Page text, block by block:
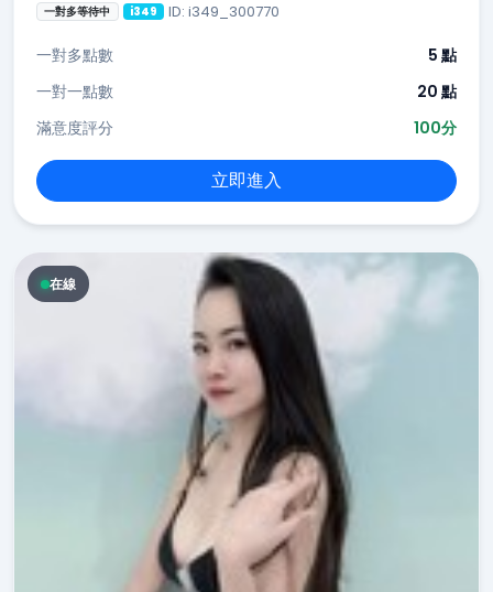
一對多等待中 i349 ID: i349_300770
一對多點數
5 點
一對一點數
20 點
滿意度評分
100分
立即進入
在線